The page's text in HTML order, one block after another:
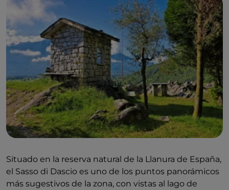
Situado en la reserva natural de la Llanura de España,
el Sasso di Dascio es uno de los puntos panorámicos
más sugestivos de la zona, con vistas al lago de